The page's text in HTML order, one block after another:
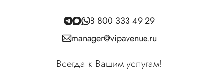
8 800 333 49 29
manager@vipavenue.ru
Всегда к Вашим услугам!